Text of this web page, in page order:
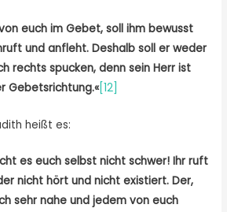
euch im Gebet, soll ihm bewusst
und anfleht. Deshalb soll er weder
rechts spucken, denn sein Herr ist
Gebetsrichtung.«[12]
heißt es:
es euch selbst nicht schwer! Ihr ruft
nicht hört und nicht existiert. Der,
sehr nahe und jedem von euch